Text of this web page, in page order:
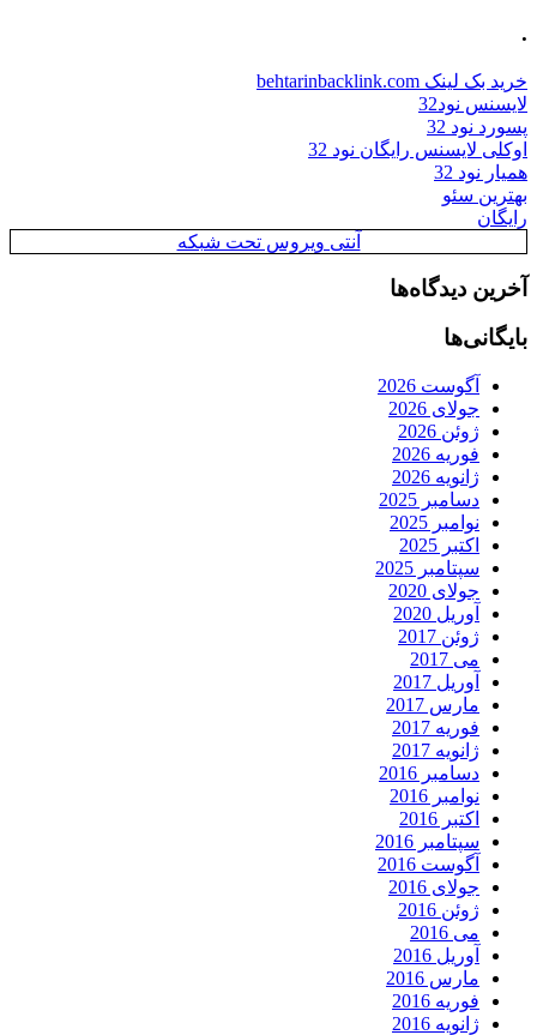
.
خرید بک لینک behtarinbacklink.com
لایسنس نود32
پسورد نود 32
اوکلی لایسنس رایگان نود 32
همیار نود 32
بهترین سئو
رایگان
آنتی ویروس تحت شبکه
آخرین دیدگاه‌ها
بایگانی‌ها
آگوست 2026
جولای 2026
ژوئن 2026
فوریه 2026
ژانویه 2026
دسامبر 2025
نوامبر 2025
اکتبر 2025
سپتامبر 2025
جولای 2020
آوریل 2020
ژوئن 2017
می 2017
آوریل 2017
مارس 2017
فوریه 2017
ژانویه 2017
دسامبر 2016
نوامبر 2016
اکتبر 2016
سپتامبر 2016
آگوست 2016
جولای 2016
ژوئن 2016
می 2016
آوریل 2016
مارس 2016
فوریه 2016
ژانویه 2016